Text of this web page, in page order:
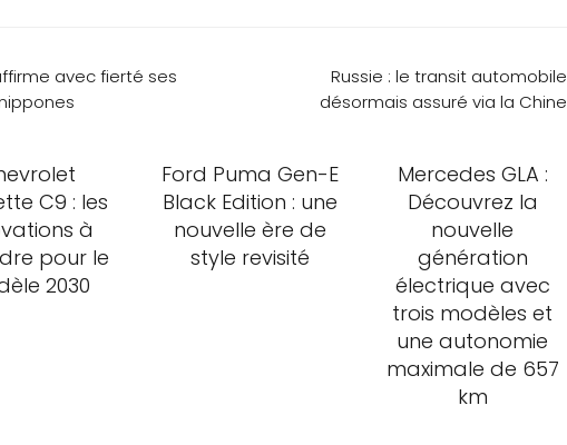
avec fierté ses
Russie : le transit automobile
désormais assuré via la Chine
C9 : les
à
pour le
2030
Ford Puma Gen-E
Black Edition : une
nouvelle ère de
style revisité
Mercedes GLA :
Découvrez la
nouvelle
génération
électrique avec
trois modèles et
une autonomie
maximale de 657
km